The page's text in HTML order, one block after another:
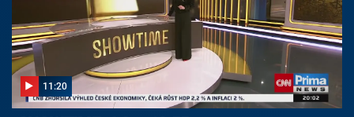
11:20